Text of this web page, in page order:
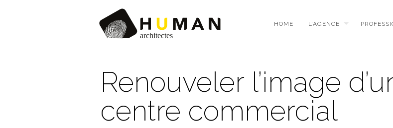
HOME L’AGENCE
Renouveler l’image
centre commercial